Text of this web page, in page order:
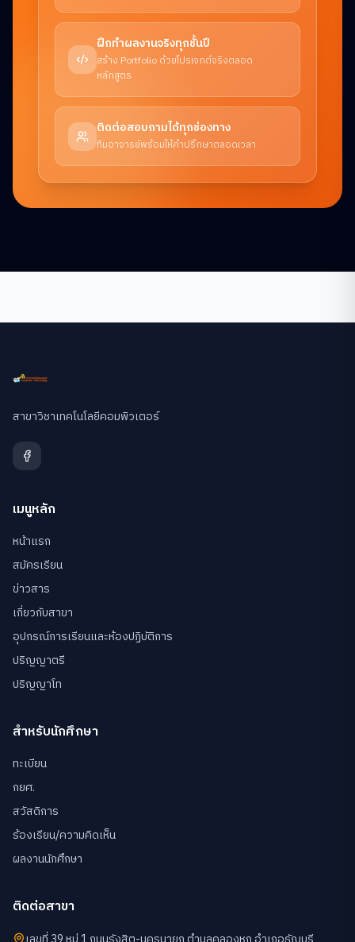
ฝึกทำผลงานจริงทุกชั้นปี
สร้าง Portfolio ด้วยโปรเจกต์จริงตลอด
หลักสูตร
ติดต่อสอบถามได้ทุกช่องทาง
ทีมอาจารย์พร้อมให้คำปรึกษาตลอดเวลา
สาขาวิชาเทคโนโลยีคอมพิวเตอร์
เมนูหลัก
หน้าแรก
สมัครเรียน
ข่าวสาร
เกี่ยวกับสาขา
อุปกรณ์การเรียนและห้องปฏิบัติการ
ปริญญาตรี
ปริญญาโท
สำหรับนักศึกษา
ทะเบียน
กยศ.
สวัสดิการ
ร้องเรียน/ความคิดเห็น
ผลงานนักศึกษา
ติดต่อสาขา